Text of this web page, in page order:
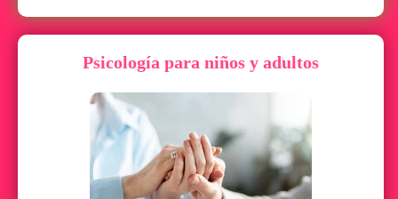
Psicología para niños y adultos